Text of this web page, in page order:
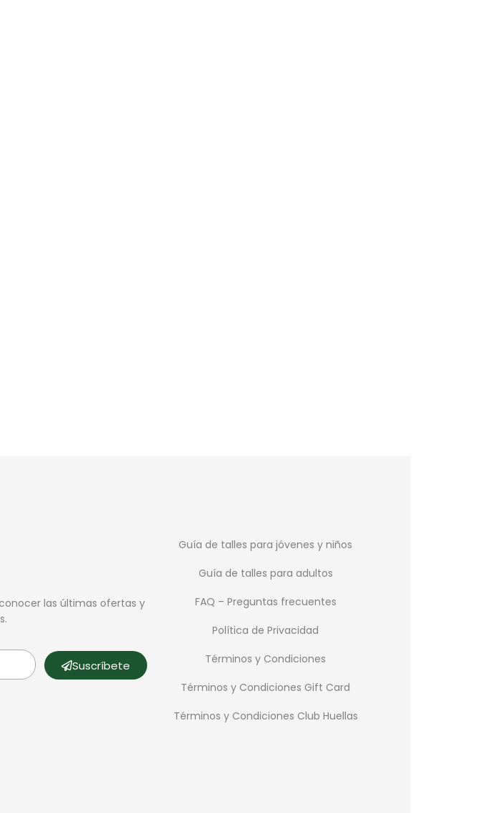
las últimas ofertas y
Suscríbete
Guía de talles para jóvenes y niños
Guía de talles para adultos
FAQ – Preguntas frecuentes
Política de Privacidad
Términos y Condiciones
Términos y Condiciones Gift Card
Términos y Condiciones Club Huellas